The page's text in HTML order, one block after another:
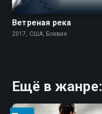
Ветреная река
2017, США, Боевик
Ещё в